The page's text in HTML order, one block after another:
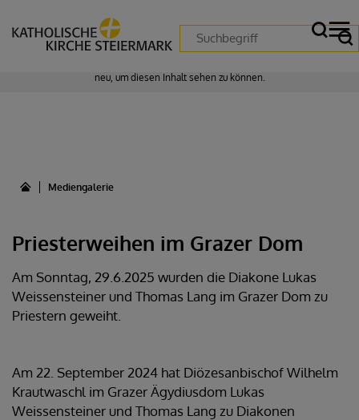
Zustimmung erforderlich!
neu, um diesen Inhalt sehen zu können.
Mediengalerie
Priesterweihen im Grazer Dom
Am Sonntag, 29.6.2025 wurden die Diakone Lukas
Weissensteiner und Thomas Lang im Grazer Dom zu
Priestern geweiht.
Am 22. September 2024 hat Diözesanbischof Wilhelm
Krautwaschl im Grazer Ägydiusdom Lukas
Weissensteiner und Thomas Lang zu Diakonen